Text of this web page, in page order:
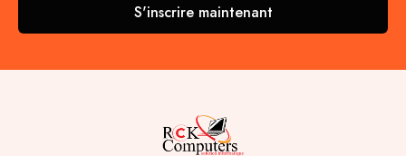
S'inscrire maintenant